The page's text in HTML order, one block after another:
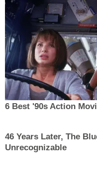
6 Best '90s Action
46 Years Later, The
Unrecognizable